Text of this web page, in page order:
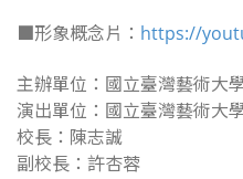
■形象概念片： https://
主辦單位：國立臺灣藝術大
演出單位：國立臺灣藝術大
校長：陳志誠
副校長：許杏蓉